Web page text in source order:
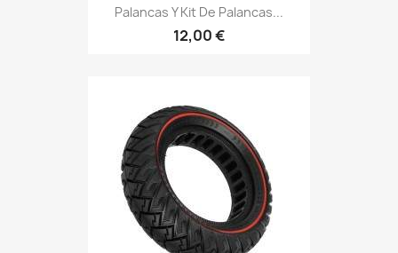
Palancas Y Kit De Palancas...
12,00 €